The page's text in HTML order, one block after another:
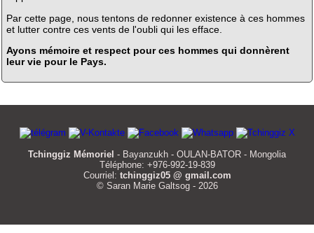
Par cette page, nous tentons de redonner existence à ces hommes
et lutter contre ces vents de l'oubli qui les efface.
Ayons mémoire et respect pour ces hommes qui donnèrent
leur vie pour le Pays.
Tchinggiz Mémoriel - Bayanzukh - OULAN-BATOR - Mongolia
Téléphone: +976-992-19-839
Courriel: tchinggiz05 @ gmail.com
© Saran Marie Galtsog - 2026